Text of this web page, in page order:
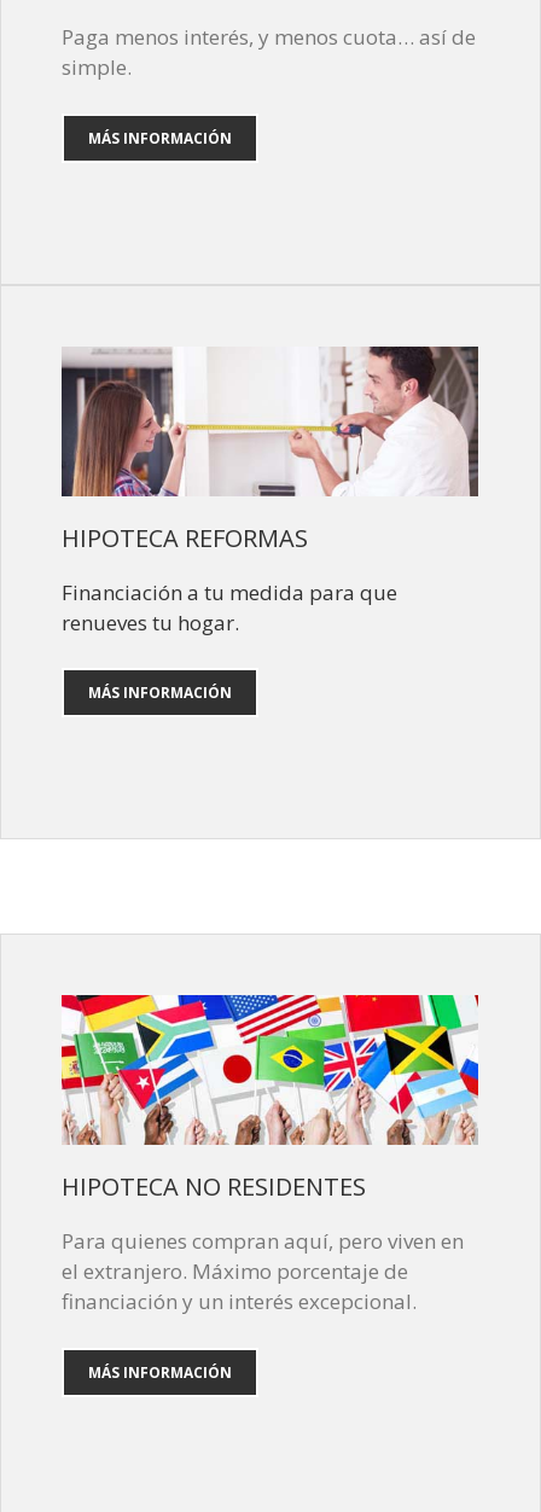
Paga menos interés, y menos cuota… así de
simple.
MÁS INFORMACIÓN
HIPOTECA REFORMAS
Financiación a tu medida para que
renueves tu hogar.
MÁS INFORMACIÓN
HIPOTECA NO RESIDENTES
Para quienes compran aquí, pero viven en
el extranjero. Máximo porcentaje de
financiación y un interés excepcional.
MÁS INFORMACIÓN